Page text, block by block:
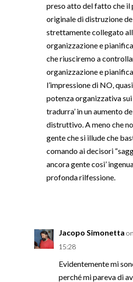
preso atto del fatto che il
originale di distruzione
strettamente collegato
organizzazione e
che riusciremo a
organizzazione e
l’impressione di NO,
potenza organizzativa
tradurra’ in un aumento
distruttivo. A meno che
gente che si illude che
comando ai decisori
ancora gente cosi’
profonda rilfessione.
Jacopo Simonetta
15:28
Evidentemente mi
perché mi pareva di